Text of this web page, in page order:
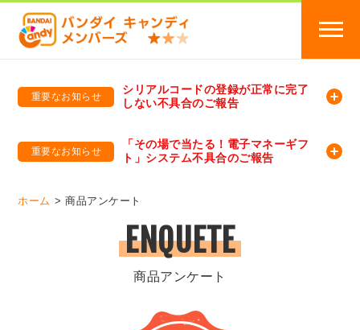
重要なお知らせ
シリアルコードの登録が正常に完了
しない不具合のご報告
重要なお知らせ
「その場で当たる！電子マネーギフ
ト」システム不具合のご報告
ホーム 商品アンケート
ENQUETE
商品アンケート